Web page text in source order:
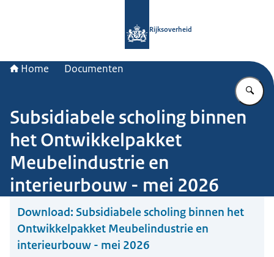
Rijksoverheid
Home Documenten
Subsidiabele scholing binnen
het Ontwikkelpakket
Meubelindustrie en
interieurbouw - mei 2026
Download: Subsidiabele scholing binnen het
Ontwikkelpakket Meubelindustrie en
interieurbouw - mei 2026